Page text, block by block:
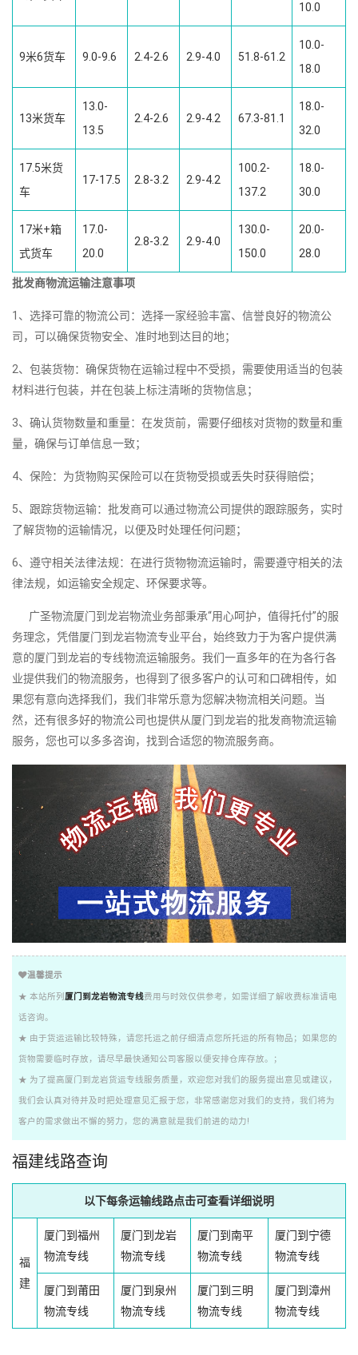
10.0
9米6货车 9.0-9.6 2.4-2.6 2.9-4.0 51.8-61.2
10.0-
18.0
13米货车
13.0-
13.5
2.4-2.6 2.9-4.2 67.3-81.1
18.0-
32.0
17.5米货
车
17-17.5 2.8-3.2 2.9-4.2
100.2-
137.2
18.0-
30.0
17米+箱
式货车
17.0-
20.0
2.8-3.2 2.9-4.0
130.0-
150.0
20.0-
28.0
批发商物流运输注意事项
1、选择可靠的物流公司：选择一家经验丰富、信誉良好的物流公
司，可以确保货物安全、准时地到达目的地；
2、包装货物：确保货物在运输过程中不受损，需要使用适当的包装
材料进行包装，并在包装上标注清晰的货物信息；
3、确认货物数量和重量：在发货前，需要仔细核对货物的数量和重
量，确保与订单信息一致；
4、保险：为货物购买保险可以在货物受损或丢失时获得赔偿；
5、跟踪货物运输：批发商可以通过物流公司提供的跟踪服务，实时
了解货物的运输情况，以便及时处理任何问题；
6、遵守相关法律法规：在进行货物物流运输时，需要遵守相关的法
律法规，如运输安全规定、环保要求等。
广圣物流厦门到龙岩物流业务部秉承“用心呵护，值得托付”的服
务理念，凭借厦门到龙岩物流专业平台，始终致力于为客户提供满
意的厦门到龙岩的专线物流运输服务。我们一直多年的在为各行各
业提供我们的物流服务，也得到了很多客户的认可和口碑相传，如
果您有意向选择我们，我们非常乐意为您解决物流相关问题。当
然，还有很多好的物流公司也提供从厦门到龙岩的批发商物流运输
服务，您也可以多多咨询，找到合适您的物流服务商。
温馨提示
★ 本站所列 厦门到龙岩物流专线费用与时效仅供参考，如需详细了解收费标准请电
话咨询。
★ 由于货运运输比较特殊，请您托运之前仔细清点您所托运的所有物品；如果您的
货物需要临时存放，请尽早最快通知公司客服以便安排仓库存放。；
★ 为了提高厦门到龙岩货运专线服务质量，欢迎您对我们的服务提出意见或建议，
我们会认真对待并及时把处理意见汇报于您，非常感谢您对我们的支持，我们将为
客户的需求做出不懈的努力，您的满意就是我们前进的动力!
福建线路查询
以下每条运输线路点击可查看详细说明
福
建
厦门到福州
物流专线
厦门到龙岩
物流专线
厦门到南平
物流专线
厦门到宁德
物流专线
厦门到莆田
物流专线
厦门到泉州
物流专线
厦门到三明
物流专线
厦门到漳州
物流专线